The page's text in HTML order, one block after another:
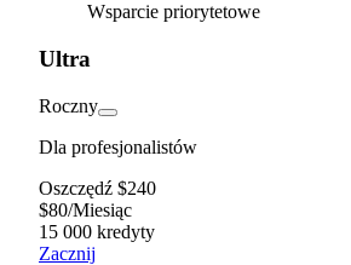
Wsparcie priorytetowe
Ultra
Roczny
Dla profesjonalistów
Oszczędź $240
$80/Miesiąc
15 000 kredyty
Zacznij